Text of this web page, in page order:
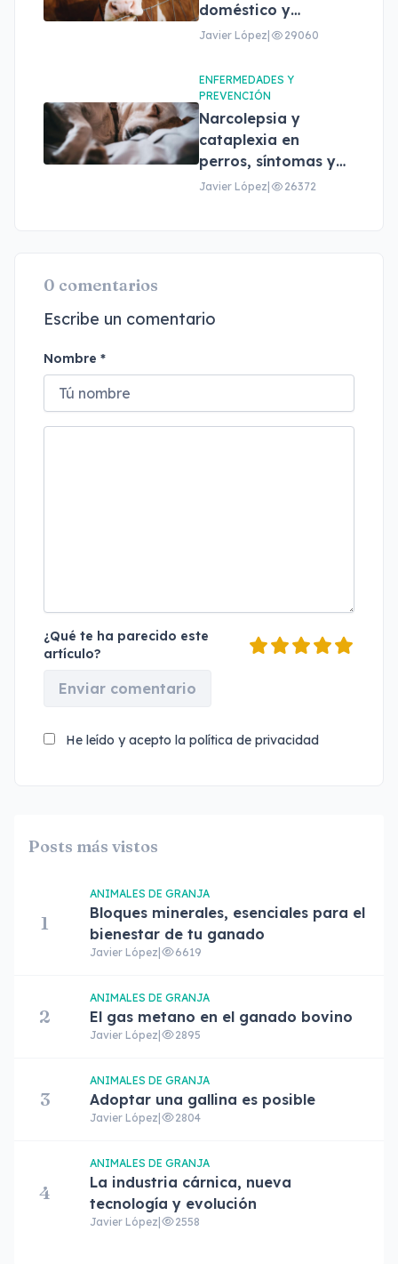
doméstico y
profesional
Javier López 29060
ENFERMEDADES Y
PREVENCIÓN
Narcolepsia y
cataplexia en
perros, síntomas y
tratamiento
Javier López 26372
0 comentarios
Escribe un comentario
Nombre *
¿Qué te ha parecido este
artículo?
Enviar comentario
He leído y acepto la política de privacidad
Posts más vistos
1
ANIMALES DE GRANJA
Bloques minerales, esenciales para el
bienestar de tu ganado
Javier López 6619
2
ANIMALES DE GRANJA
El gas metano en el ganado bovino
Javier López 2895
3
ANIMALES DE GRANJA
Adoptar una gallina es posible
Javier López 2804
4
ANIMALES DE GRANJA
La industria cárnica, nueva
tecnología y evolución
Javier López 2558